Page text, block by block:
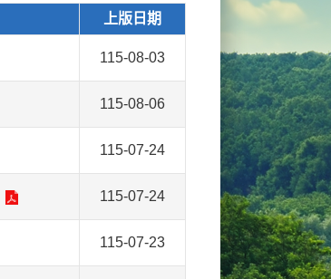
上版日期
115-08-03
115-08-06
115-07-24
115-07-24
115-07-23